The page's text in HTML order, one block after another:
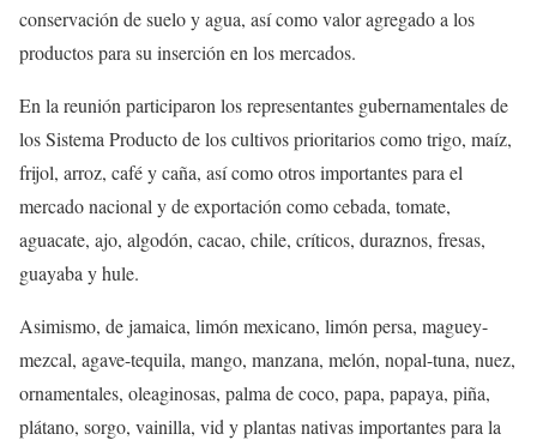
conservación de suelo y agua, así como valor agregado a los
productos para su inserción en los mercados.
En la reunión participaron los representantes gubernamentales de
los Sistema Producto de los cultivos prioritarios como trigo, maíz,
frijol, arroz, café y caña, así como otros importantes para el
mercado nacional y de exportación como cebada, tomate,
aguacate, ajo, algodón, cacao, chile, críticos, duraznos, fresas,
guayaba y hule.
Asimismo, de jamaica, limón mexicano, limón persa, maguey-
mezcal, agave-tequila, mango, manzana, melón, nopal-tuna, nuez,
ornamentales, oleaginosas, palma de coco, papa, papaya, piña,
plátano, sorgo, vainilla, vid y plantas nativas importantes para la